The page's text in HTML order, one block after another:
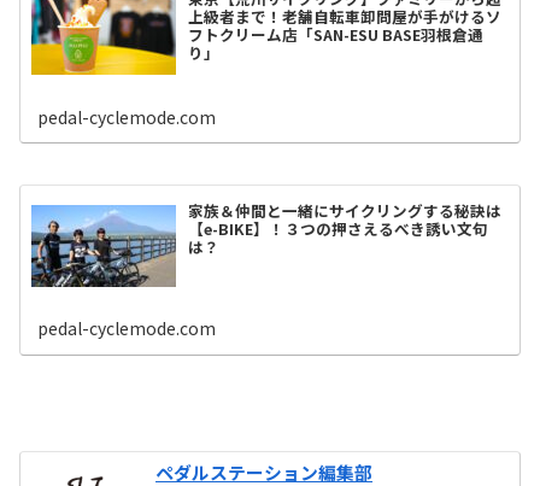
上級者まで！老舗自転車卸問屋が手がけるソ
フトクリーム店「SAN-ESU BASE羽根倉通
り」
pedal-cyclemode.com
家族＆仲間と一緒にサイクリングする秘訣は
【e-BIKE】！３つの押さえるべき誘い文句
は？
pedal-cyclemode.com
ペダルステーション編集部